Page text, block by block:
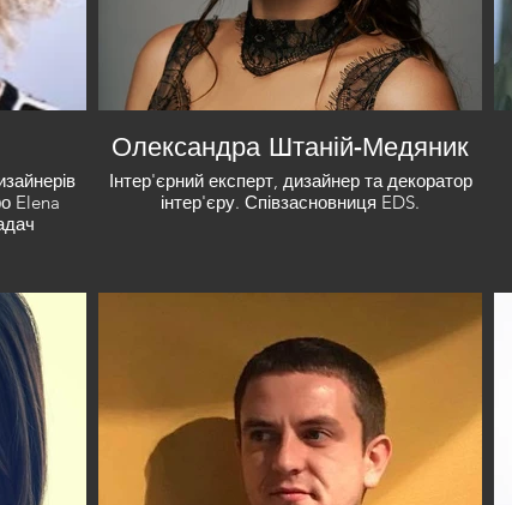
Elena
Олександра Штаній-Медяник
Інтер'єрний експерт, дизайнер та декоратор
інтер'єру. Співзасновниця EDS.